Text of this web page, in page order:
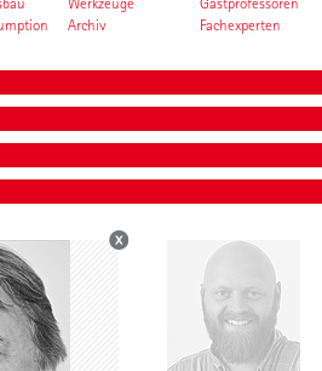
Archiv
Fachexperten